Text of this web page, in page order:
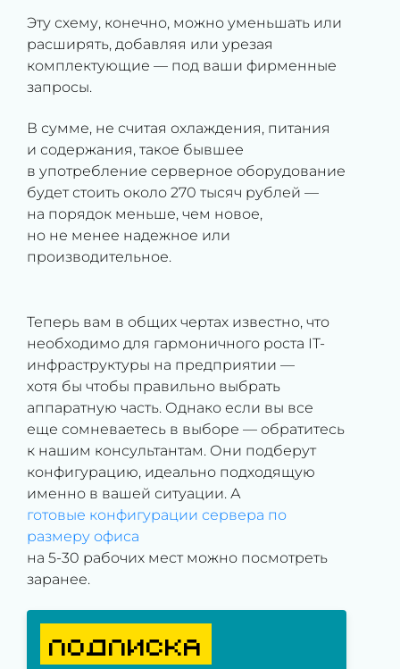
Эту схему, конечно, можно уменьшать или
расширять, добавляя или урезая
комплектующие — под ваши фирменные
запросы.
В сумме, не считая охлаждения, питания
и содержания, такое бывшее
в употребление серверное оборудование
будет стоить около 270 тысяч рублей —
на порядок меньше, чем новое,
но не менее надежное или
производительное.
Теперь вам в общих чертах известно, что
необходимо для гармоничного роста IT-
инфраструктуры на предприятии —
хотя бы чтобы правильно выбрать
аппаратную часть. Однако если вы все
еще сомневаетесь в выборе — обратитесь
к нашим консультантам. Они подберут
конфигурацию, идеально подходящую
именно в вашей ситуации. А
готовые конфигурации сервера по
размеру офиса
на 5-30 рабочих мест можно посмотреть
заранее.
ПОДПИСКА